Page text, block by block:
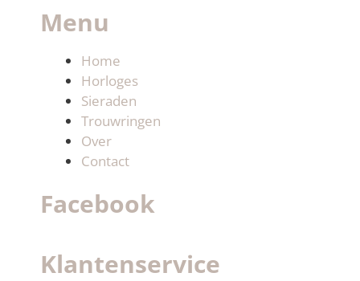
Menu
Home
Horloges
Sieraden
Trouwringen
Over
Contact
Facebook
Klantenservice